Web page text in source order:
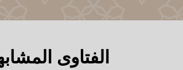
الفتاوى